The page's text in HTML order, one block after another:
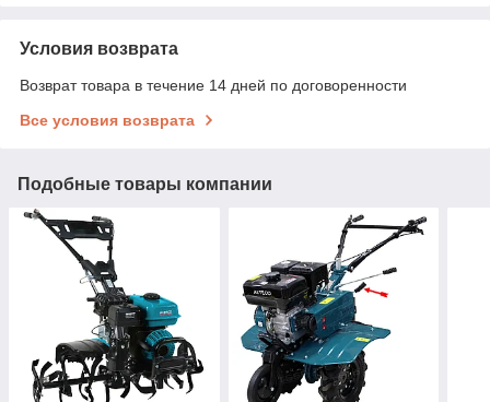
Условия возврата
Возврат товара в течение 14 дней по договоренности
Все условия возврата
Подобные товары компании